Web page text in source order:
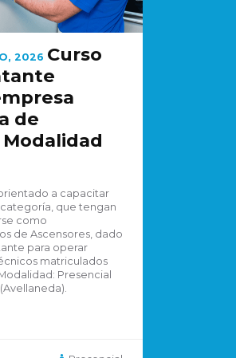
2026 Curso
de
a capacitar
categoría, que tengan
como
de Ascensores, dado
para operar
matriculados
Presencial